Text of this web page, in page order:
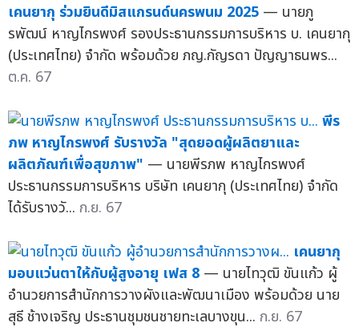
เคนยากุ ร่วมยินดีมิสแกรนด์นครพนม 2025 — นายภู
รพัฒน์ หาญไกรพงศ์ รองประธานกรรมการบริหาร บ. เคนยากุ
(ประเทศไทย) จำกัด พร้อมด้วย ภญ.กัญรดา ปัญญาธนพร...
ต.ค. 67
พีร
ภพ หาญไกรพงศ์ รับรางวัล "สุดยอดผู้ผลิตยาและ
ผลิตภัณฑ์เพื่อสุขภาพ" — นายพีรภพ หาญไกรพงศ์
ประธานกรรมการบริหาร บริษัท เคนยากุ (ประเทศไทย) จำกัด
ได้รับรางวั... ก.ย. 67
เคนยากุ
มอบแว่นตาให้กับผู้สูงอายุ เฟส 8 — นายไทวุฒิ ขันแก้ว ผู้
อำนวยการสำนักการวางผังและพัฒนาเมือง พร้อมด้วย นาย
สุธี ช้างเจริญ ประธานชุมชนชายทะเลบางขุน... ก.ย. 67